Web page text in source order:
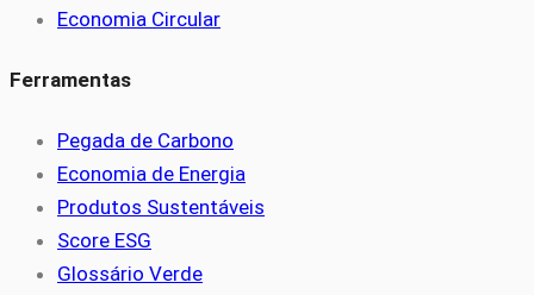
Economia Circular
Ferramentas
Pegada de Carbono
Economia de Energia
Produtos Sustentáveis
Score ESG
Glossário Verde